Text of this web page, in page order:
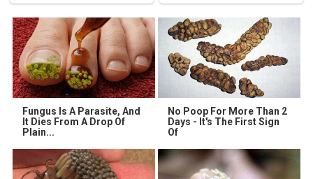
Fungus Is A Parasite, And
It Dies From A Drop Of
Plain...
No Poop For More Than 2
Days - It's The First Sign
Of